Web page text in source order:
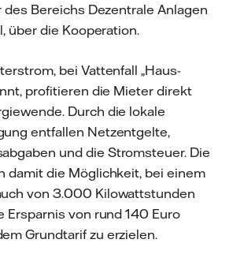
des Bereichs Dezentrale Anlagen
über die Kooperation.
bei Vattenfall „Haus-
profitieren die Mieter direkt
Durch die lokale
entfallen Netzentgelte,
und die Stromsteuer. Die
damit die Möglichkeit, bei einem
von 3.000 Kilowattstunden
Ersparnis von rund 140 Euro
Grundtarif zu erzielen.